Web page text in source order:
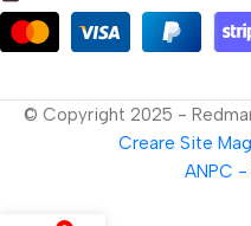
© Copyright 2025 -
Creare Site
ANPC -